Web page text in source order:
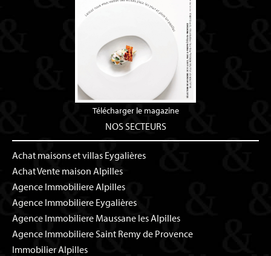
Télécharger le magazine
NOS SECTEURS
Achat maisons et villas Eygalières
Achat Vente maison Alpilles
Agence Immobiliere Alpilles
Agence Immobiliere Eygalières
Agence Immobiliere Maussane les Alpilles
Agence Immobiliere Saint Remy de Provence
Immobilier Alpilles